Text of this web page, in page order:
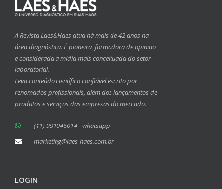
A Revista Laes&Haes atua há mais de 42 anos na
área diagnóstica. É pioneira, formadora de opinião
e considerada a mídia mais conceituada do setor
laboratorial.
Leva conteúdo científico confiável escrito por
renomados profissionais, além dos lançamentos de
produtos e serviços das empresas do mercado.
(11) 991046014 - whatsapp
marketing@laes-haes.com.br
LOGIN